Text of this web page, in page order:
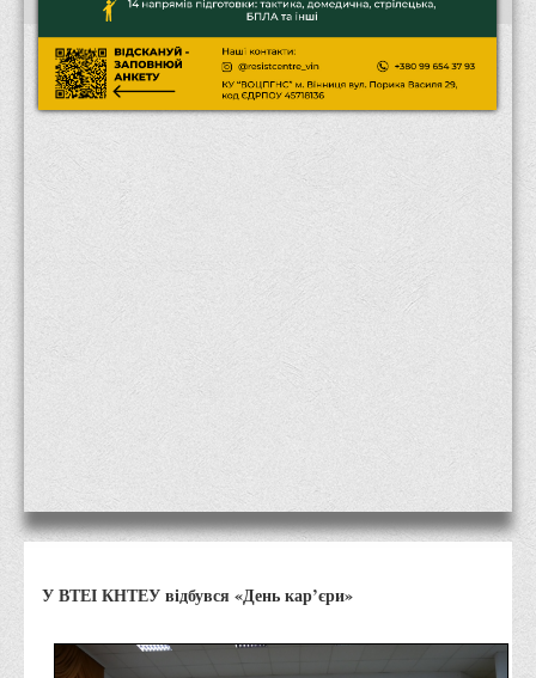
Історія інституту
Інститут сьогодні
Місія та цілі
Публічна інформація
Заходи запобігання протиправним діям
Антикорупційні заходи
Протидія тероризму та насиллю
Як розпізнати глорифікацію збройної агресії РФ проти
України та протистояти їй?
Правила поведінки у разі виявлення вибухонебезпечних
Протидія торгівлі людьми
характеру
умовах війни
У ВТЕІ КНТЕУ відбувся «День кар’єри»